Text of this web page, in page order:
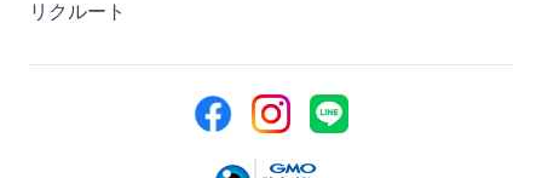
リクルート